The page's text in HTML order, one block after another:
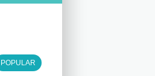
POPULAR